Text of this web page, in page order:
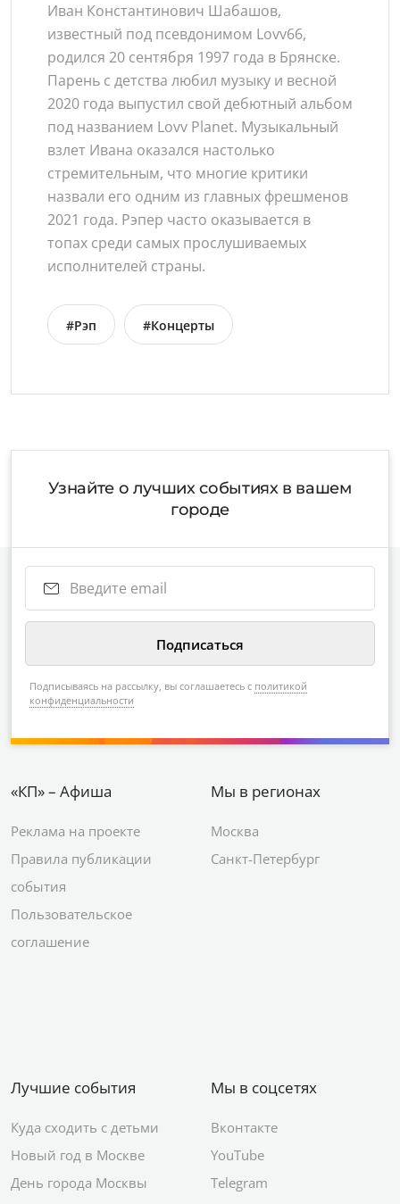
Иван Константинович Шабашов,
известный под псевдонимом Lovv66,
родился 20 сентября 1997 года в Брянске.
Парень с детства любил музыку и весной
2020 года выпустил свой дебютный альбом
под названием Lovv Planet. Музыкальный
взлет Ивана оказался настолько
стремительным, что многие критики
назвали его одним из главных фрешменов
2021 года. Рэпер часто оказывается в
топах среди самых прослушиваемых
исполнителей страны.
#Рэп #Концерты
Узнайте о лучших событиях в вашем
городе
Подписываясь на рассылку, вы соглашаетесь с политикой
конфиденциальности
«КП» – Афиша
Реклама на проекте
Правила публикации
события
Пользовательское
соглашение
Мы в регионах
Москва
Санкт-Петербург
Лучшие события
Куда сходить с детьми
Новый год в Москве
День города Москвы
Мы в соцсетях
Вконтакте
YouTube
Telegram